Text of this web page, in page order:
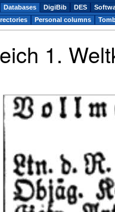
1.
Databases DigiBib DES
Personal columns